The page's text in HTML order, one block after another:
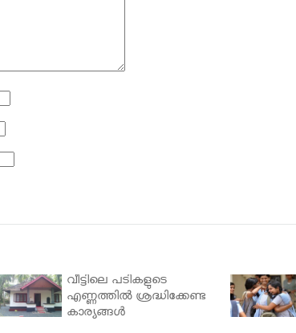
വീട്ടിലെ പടികളുടെ
എണ്ണത്തിൽ ശ്രദ്ധിക്കേണ്ട
കാര്യങ്ങൾ